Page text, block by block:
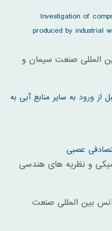
Investigation of
produced by industrial
المللی صنعت سیمان و
ورود به سایر منابع آبی به
عصبی
و نظريه های هندسی
بین المللی صنعت